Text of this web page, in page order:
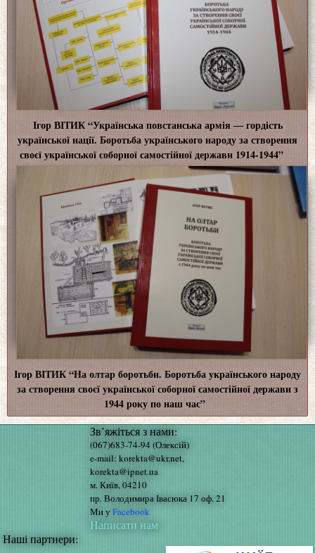
Ігор ВІТИК “Українська повстанська армія ― гордість
української нації. Боротьба українського народу за створення
своєї української соборної самостійної держави 1914-1944”
Ігор ВІТИК “На олтар боротьби. Боротьба українського народу
за створення своєї української соборної самостійної держави з
1944 року по наш час”
Зв’яжіться з нами:
(067)683-74-94 (Олексій)
e-mail: korekta@ukr.net,
korekta@ipnet.ua
м. Київ, 04210
пр. Володимира Івасюка 17 оф. 21
Ми уFacebook
Написати нам
Наші партнери: